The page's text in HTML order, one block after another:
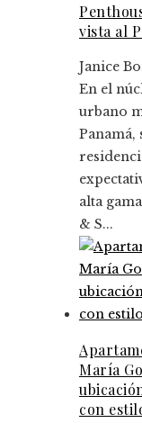
vista al
Janice
En el
urbano
Panamá,
alta
& S...
María
con